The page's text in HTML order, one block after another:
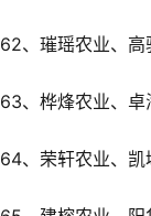
62、璀瑶农业、
63、桦烽农业、
64、荣轩农业、